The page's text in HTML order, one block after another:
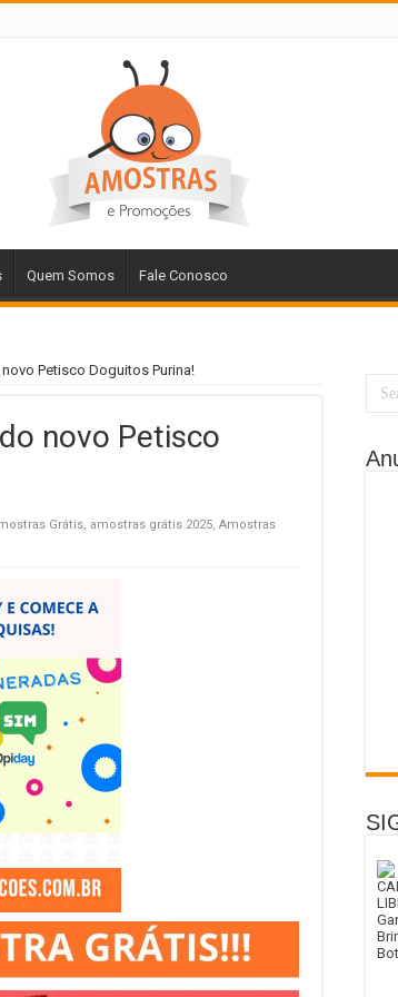
Quem Somos Fale Conosco
Petisco Doguitos Purina!
novo Petisco
Grátis, amostras grátis 2025, Amostras